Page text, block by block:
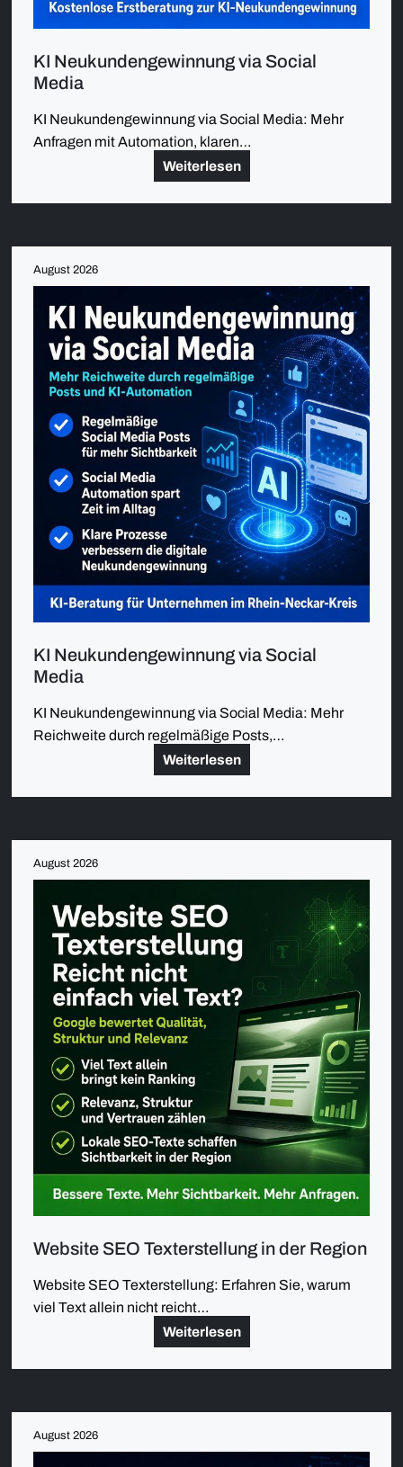
KI Neukundengewinnung via Social
Media
KI Neukundengewinnung via Social Media: Mehr
Anfragen mit Automation, klaren…
Weiterlesen
August 2026
KI Neukundengewinnung via Social
Media
KI Neukundengewinnung via Social Media: Mehr
Reichweite durch regelmäßige Posts,…
Weiterlesen
August 2026
Website SEO Texterstellung in der Region
Website SEO Texterstellung: Erfahren Sie, warum
viel Text allein nicht reicht…
Weiterlesen
August 2026